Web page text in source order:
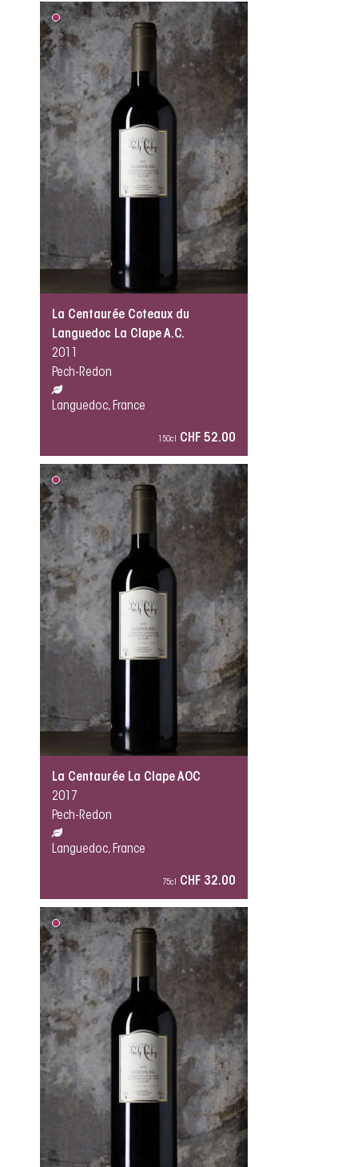
La Centaurée Coteaux du
Languedoc La Clape A.C.
2011
Pech-Redon
Languedoc, France
150cl CHF 52.00
La Centaurée La Clape AOC
2017
Pech-Redon
Languedoc, France
75cl CHF 32.00